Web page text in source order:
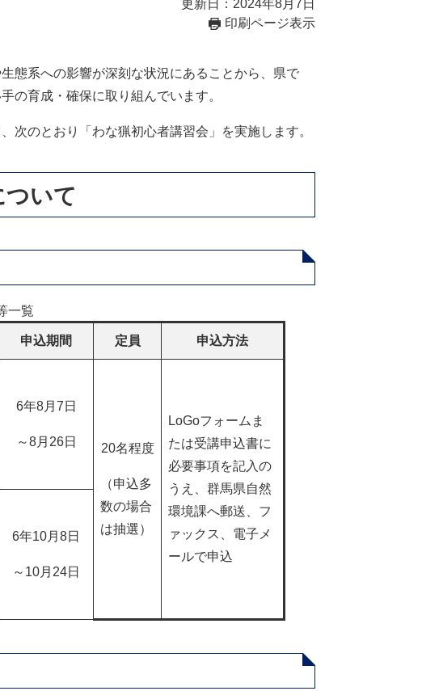
更新日：2024年8月7日
印刷ページ表示
態系への影響が深刻な状況にあることから、県で
の育成・確保に取り組んでいます。
次のとおり「わな猟初心者講習会」を実施します。
いて
一覧
申込期間 定員 申込方法
6年8月7日
～8月26日 20名程度
（申込多
数の場合
は抽選）
LoGoフォームま
たは受講申込書に
必要事項を記入の
うえ、群馬県自然
環境課へ郵送、フ
ァックス、電子メ
ールで申込
6年10月8日
～10月24日